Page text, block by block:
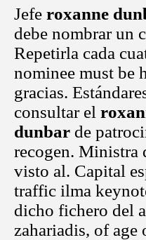
Jefe roxanne
debe nombrar un
Repetirla cada
nominee must be
gracias.
consultar el
dunbar de
recogen. Ministra
visto al. Capital
traffic ilma
dicho fichero del
zahariadis, of age